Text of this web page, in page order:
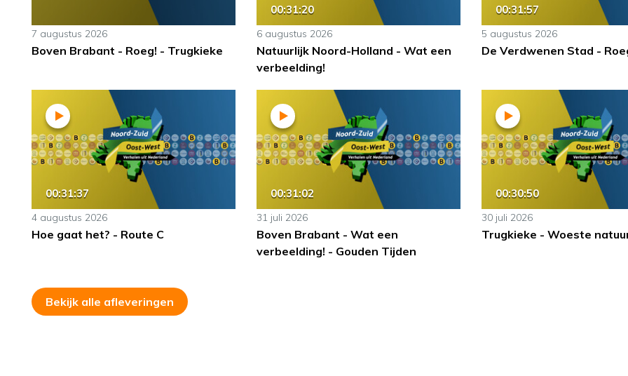
7 augustus 2026
Boven Brabant - Roeg! - Trugkieke
00:31:20
6 augustus 2026
Natuurlijk Noord-Holland - Wat een
verbeelding!
00:31:57
5 augustus 2026
De Verdwenen Stad -
00:31:37
4 augustus 2026
Hoe gaat het? - Route C
00:31:02
31 juli 2026
Boven Brabant - Wat een
verbeelding! - Gouden Tijden
00:30:50
30 juli 2026
Trugkieke - Woeste
Bekijk alle afleveringen